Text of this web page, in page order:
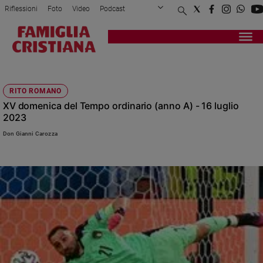
Attualità
Politica
Mondo
Economia
Legalità
Sport
Interviste
Riflessioni Foto Video Podcast
Privacy Policy Chi siamo
Registrati Redazione
RITO ROMANO
XV domenica del Tempo ordinario (anno A) - 16 luglio
2023
Don Gianni Carozza